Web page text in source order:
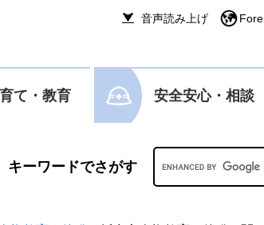
音声読み上げ
て・教育 安全安心・相談
Googleカスタム検索